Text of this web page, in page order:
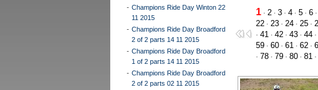
- Champions Ride Day Winton 22
11 2015
- Champions Ride Day Broadford
2 of 2 parts 14 11 2015
- Champions Ride Day Broadford
1 of 2 parts 14 11 2015
- Champions Ride Day Broadford
2 of 2 parts 02 11 2015
1· 2· 3· 4· 5· 6·
22· 23· 24· 25·
· 41 · 42· 43· 44·
59· 60· 61 · 62·
· 78· 79· 80· 81 ·